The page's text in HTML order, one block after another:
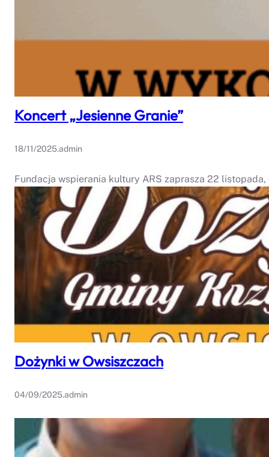
Koncert „Jesienne Granie”
18/11/2025.admin
Fundacja wspierania kultury ARS zaprasza 22
Dożynki w Owsiszczach
04/09/2025.admin